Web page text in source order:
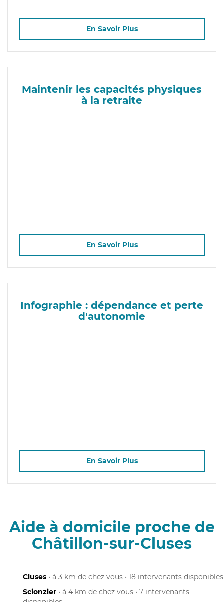
En Savoir Plus
Maintenir les capacités physiques
à la retraite
En Savoir Plus
Infographie : dépendance et perte
d'autonomie
En Savoir Plus
Aide à domicile proche de
Châtillon-sur-Cluses
Cluses • à 3 km de chez vous • 18 intervenants disponibles
Scionzier • à 4 km de chez vous • 7 intervenants